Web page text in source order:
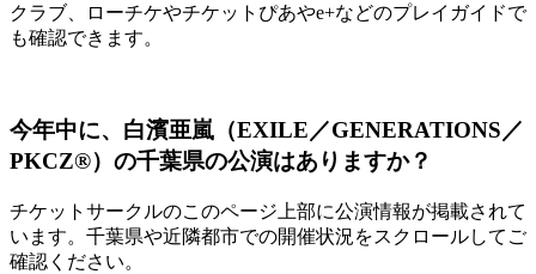
クラブ、ローチケやチケットぴあやe+などのプレイガイドで
も確認できます。
今年中に、白濱亜嵐（EXILE／GENERATIONS／
PKCZ®）の千葉県の公演はありますか？
チケットサークルのこのページ上部に公演情報が掲載されて
います。千葉県や近隣都市での開催状況をスクロールしてご
確認ください。